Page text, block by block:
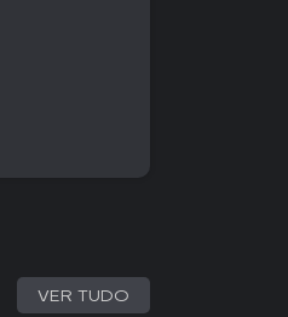
escolhas que
de
para
com
VER TUDO